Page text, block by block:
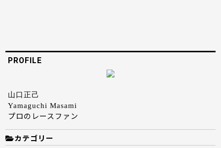
PROFILE
山口正己
Yamaguchi Masami
プロのレースファン
カテゴリー